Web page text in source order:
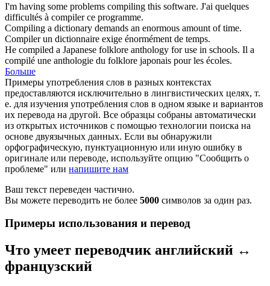
I'm having some problems compiling this software. J'ai quelques
difficultés à compilerce programme.
Compiling a dictionary demands an enormous amount of time.
Compilerun dictionnaire exige énormément de temps.
He compiled a Japanese folklore anthology for use in schools. Il a
compilé une anthologie du folklore japonais pour les écoles.
Больше
Примеры употребления слов в разных контекстах
предоставляются исключительно в лингвистических целях, т.
е. для изучения употребления слов в одном языке и вариантов
их перевода на другой. Все образцы собраны автоматически
из открытых источников с помощью технологии поиска на
основе двуязычных данных. Если вы обнаружили
орфографическую, пунктуационную или иную ошибку в
оригинале или переводе, используйте опцию "Сообщить о
проблеме" или напишите нам
Ваш текст переведен частично.
Вы можете переводить не более 5000 символов за один раз.
Примеры использования и перевод
Что умеет переводчик английский ↔
французский